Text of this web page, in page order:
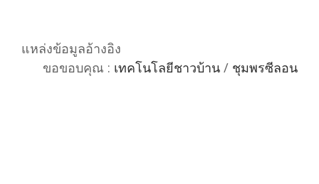
แหล่งข้อมูลอ้างอิง
ขอขอบคุณ : เทคโนโลยีชาวบ้าน / ชุมพรซีลอน